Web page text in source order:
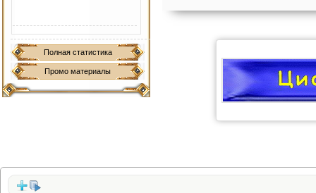
Полная статистика
Промо материалы